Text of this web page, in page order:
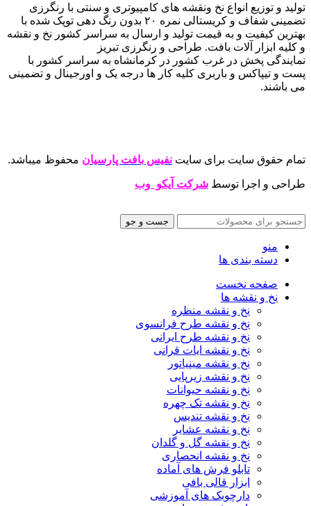
تولید و توزیع انواع نخ ونقشه های کامپیوتری و سنتی با رنگرزی
تضمینی شفاف و کریستالی نمره ۲۰ بدون رنگ دهی توپک شده با
بهترین کیفیت و به قیمت تولید و ارسال به سراسر کشور نخ و نقشه
و کلیه ابزار آلات بافت. طراحی و رنگرزی تبریز
نمایندگی پخش در غرب کشور در کرمانشاه به سراسر کشور با
پست و تیپاکس و باربری کلیه کار ها درجه یک و اورجینال و تضمینی
می باشند.
تمام حقوق سایت برای سایت نفیس بافت پارسیان محفوظ میباشد.
طراحی و اجرا توسط شرکت آیکو وب
جست و جو
منو
دسته بندی ها
صفحه نخست
نخ و نقشه ها
نخ و نقشه منظره
نخ و نقشه طرح فرانسوی
نخ و نقشه طرح ایرانی
نخ و نقشه ایات قرانی
نخ و نقشه مینیاتور
نخ و نقشه زیرپایی
نخ و نقشه حیوانات
نخ و نقشه تک چهره
نخ و نقشه تندیس
نخ و نقشه عشایر
نخ و نقشه گل و گلدان
نخ و نقشه انحصاری
تابلو فرش های آماده
ابزار قالی بافی
دارچوبک های آموزشی